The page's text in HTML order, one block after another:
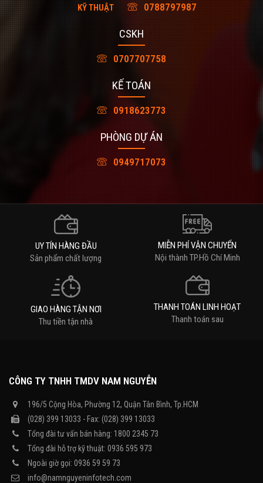
KỸ THUẬT 0788797987
CSKH
0707707758
KẾ TOÁN
0918623773
PHÒNG DỰ ÁN
0949717073
UY TÍN HÀNG ĐẦU
Sản phẩm chất lượng
MIỄN PHÍ VẬN CHUYỂN
Nội thành TP.Hồ Chí Minh
GIAO HÀNG TẬN NƠI
Thu tiền tận nhà
THANH TOÁN LINH HOẠT
Thanh toán sau
CÔNG TY TNHH TMDV NAM NGUYỄN
196/5 Cộng Hòa, Phường 12, Quận Tân Bình, Tp.HCM
(028) 399 13033 - Fax: (028) 399 13033
Tổng đài tư vấn bán hàng: 1800 2345 73
Tổng đài hỗ trợ kỹ thuật: 0936 595 973
Ngoài giờ gọi: 0936 59 59 73
info@namnguyeninfotech.com